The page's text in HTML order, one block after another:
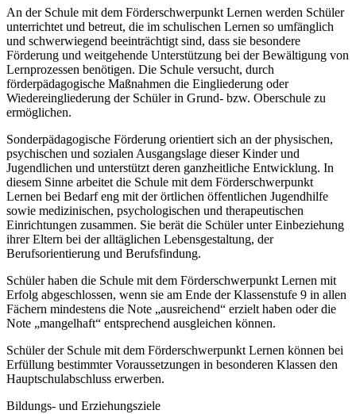
An der Schule mit dem Förderschwerpunkt Lernen werden Schüler
unterrichtet und betreut, die im schulischen Lernen so umfänglich
und schwerwiegend beeinträchtigt sind, dass sie besondere
Förderung und weitgehende Unterstützung bei der Bewältigung von
Lernprozessen benötigen. Die Schule versucht, durch
förderpädagogische Maßnahmen die Eingliederung oder
Wiedereingliederung der Schüler in Grund- bzw. Oberschule zu
ermöglichen.
Sonderpädagogische Förderung orientiert sich an der physischen,
psychischen und sozialen Ausgangslage dieser Kinder und
Jugendlichen und unterstützt deren ganzheitliche Entwicklung. In
diesem Sinne arbeitet die Schule mit dem Förderschwerpunkt
Lernen bei Bedarf eng mit der örtlichen öffentlichen Jugendhilfe
sowie medizinischen, psychologischen und therapeutischen
Einrichtungen zusammen. Sie berät die Schüler unter Einbeziehung
ihrer Eltern bei der alltäglichen Lebensgestaltung, der
Berufsorientierung und Berufsfindung.
Schüler haben die Schule mit dem Förderschwerpunkt Lernen mit
Erfolg abgeschlossen, wenn sie am Ende der Klassenstufe 9 in allen
Fächern mindestens die Note „ausreichend“ erzielt haben oder die
Note „mangelhaft“ entsprechend ausgleichen können.
Schüler der Schule mit dem Förderschwerpunkt Lernen können bei
Erfüllung bestimmter Voraussetzungen in besonderen Klassen den
Hauptschulabschluss erwerben.
Bildungs- und Erziehungsziele